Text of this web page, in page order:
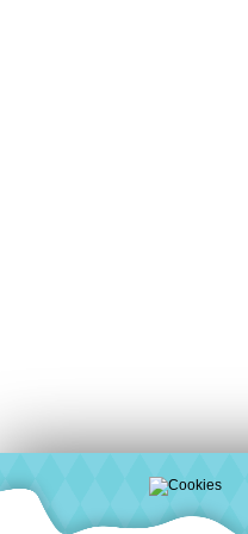
Encre